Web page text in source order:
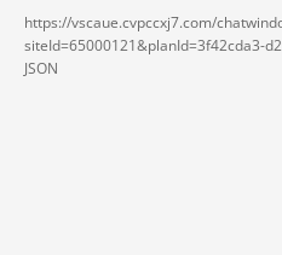
https://vscaue.cvpccxj7.com/
siteId=65000121&planId=3f42cda3-
JSON